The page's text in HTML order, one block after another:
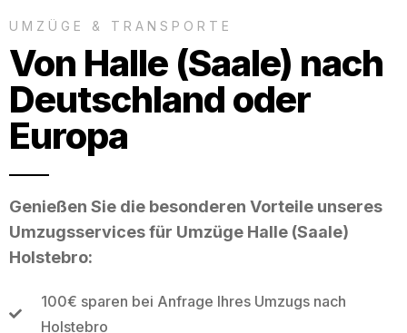
UMZÜGE & TRANSPORTE
Von Halle (Saale) nach
Deutschland oder
Europa
Genießen Sie die besonderen Vorteile unseres
Umzugsservices für Umzüge Halle (Saale)
Holstebro:
100€ sparen bei Anfrage Ihres Umzugs nach
Holstebro